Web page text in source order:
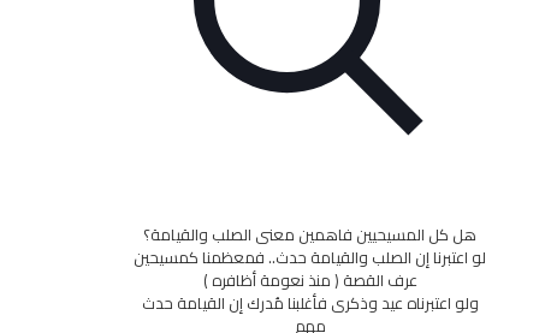
المسيحيين فاهمين معنى الصلب والقيامة؟
إن الصلب والقيامة حدث.. فمعظمنا كمسيحين
عرف القصة ( منذ نعومة أظافره )
عيد وذكرى فأغلبنا مُدرك إن القيامة حدث